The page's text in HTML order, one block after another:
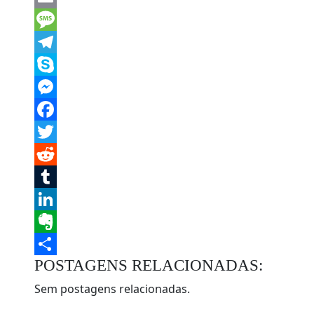
Email
Message
Telegram
Skype
Messenger
Facebook
Twitter
Reddit
Tumblr
LinkedIn
Evernote
Share
POSTAGENS RELACIONADAS:
Sem postagens relacionadas.